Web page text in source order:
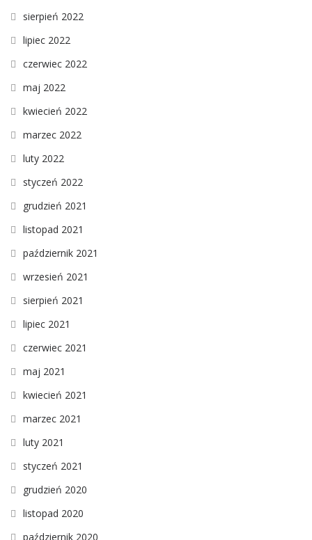
sierpień 2022
lipiec 2022
czerwiec 2022
maj 2022
kwiecień 2022
marzec 2022
luty 2022
styczeń 2022
grudzień 2021
listopad 2021
październik 2021
wrzesień 2021
sierpień 2021
lipiec 2021
czerwiec 2021
maj 2021
kwiecień 2021
marzec 2021
luty 2021
styczeń 2021
grudzień 2020
listopad 2020
październik 2020